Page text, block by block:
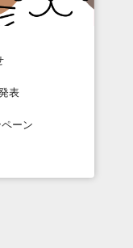
表
ーン